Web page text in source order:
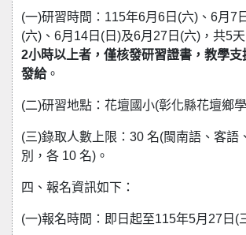
(一)研習時間：115年6月6日(六)、6月7
(六)、6月14日(日)及6月27日(六)，共5天
2小時以上者，僅核發研習證書，教學
發給。
(二)研習地點：花壇國小(彰化縣花壇鄉
(三)錄取人數上限：30 名(閩南語、客語
別，各 10 名)。
四、報名資訊如下：
(一)報名時間：即日起至115年5月27日(